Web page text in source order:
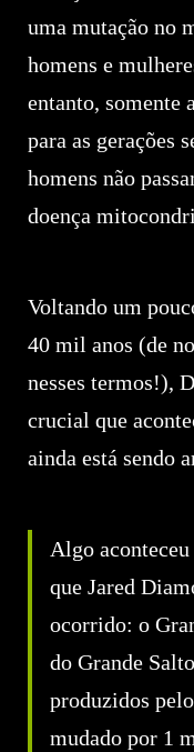
uma mutação no
homens e
entanto, somente
para as gerações
homens não
doença
Voltando um
40 mil anos (de
nesses termos!),
crucial que
ainda está sendo
Algo
que Jared
ocorrido: o
do Grande
produzidos
mudado por 1